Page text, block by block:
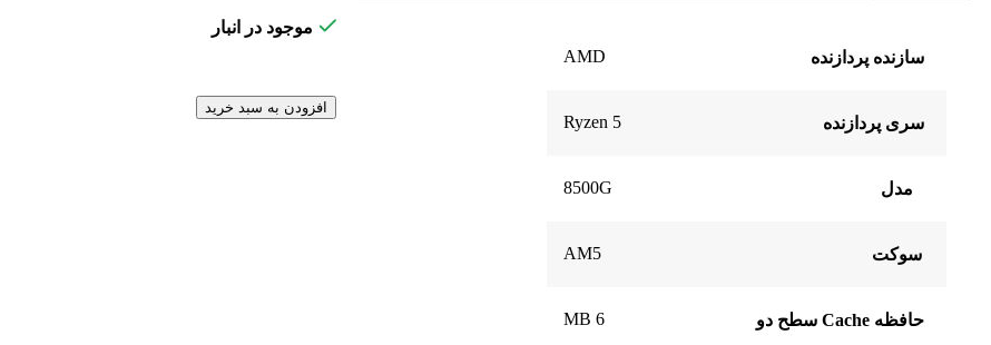
سازنده پردازنده AMD
سری پردازنده Ryzen 5
مدل 8500G
سوکت AM5
حافظه Cache سطح دو 6 MB
موجود در انبار
افزودن به سبد خرید